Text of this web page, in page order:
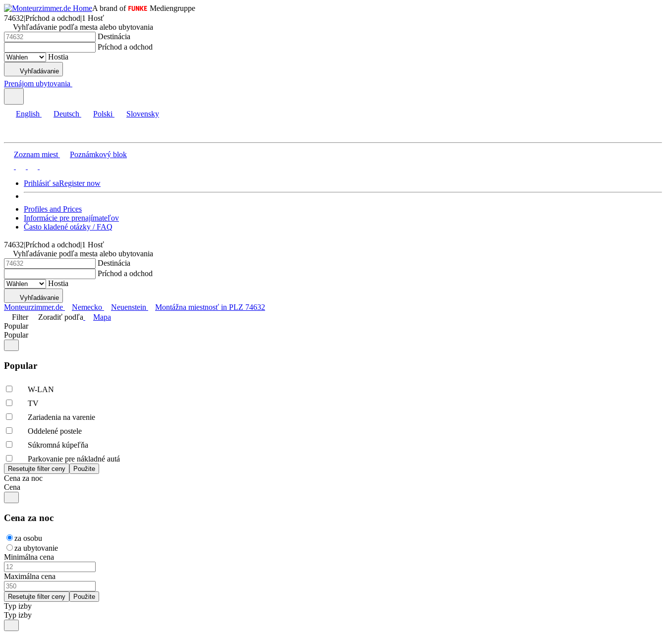
A brand of
Mediengruppe
74632|Príchod a odchod|1 Hosť
Vyhľadávanie podľa mesta alebo ubytovania
Destinácia
Príchod a odchod
Hostia
Vyhľadávanie
Prenájom ubytovania
English Deutsch Polski Slovensky
Zoznam miest Poznámkový blok
Prihlásiť saRegister now
Profiles and Prices
Informácie pre prenajímateľov
Často kladené otázky / FAQ
74632|Príchod a odchod|1 Hosť
Vyhľadávanie podľa mesta alebo ubytovania
Destinácia
Príchod a odchod
Hostia
Vyhľadávanie
Monteurzimmer.de Nemecko Neuenstein
Montážna miestnosť in PLZ 74632
Filter
Zoradiť podľa
Mapa
Popular
Popular
Popular
W-LAN
TV
Zariadenia na varenie
Oddelené postele
Súkromná kúpeľňa
Parkovanie pre nákladné autá
Cena za noc
Cena
Cena za noc
za osobu
za ubytovanie
Minimálna cena
Maximálna cena
Typ izby
Typ izby